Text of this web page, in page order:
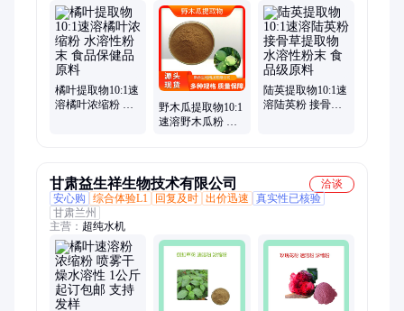
橘叶提取物10:1速
溶橘叶浓缩粉 水
野木瓜提取物10:1
速溶野木瓜粉 铁
陆英提取物10:1速
溶陆英粉 接骨草
甘肃益生祥生物技术有限公司
洽谈
安心购
综合体验L1 回复及时 出价迅速
真实性已核验
甘肃兰州
主营： 超纯水机